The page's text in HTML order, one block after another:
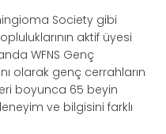
Society gibi
aktif üyesi
WFNS Genç
olarak genç cerrahların
boyunca 65 beyin
ve bilgisini farklı